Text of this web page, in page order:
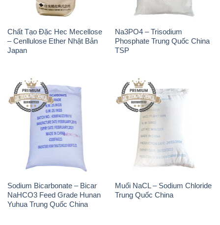
Sodium Bicarbonate – Bicar
NaHCO3 Feed Grade Hunan
Yuhua Trung Quốc China
Muối NaCL – Sodium Chloride
Trung Quốc China